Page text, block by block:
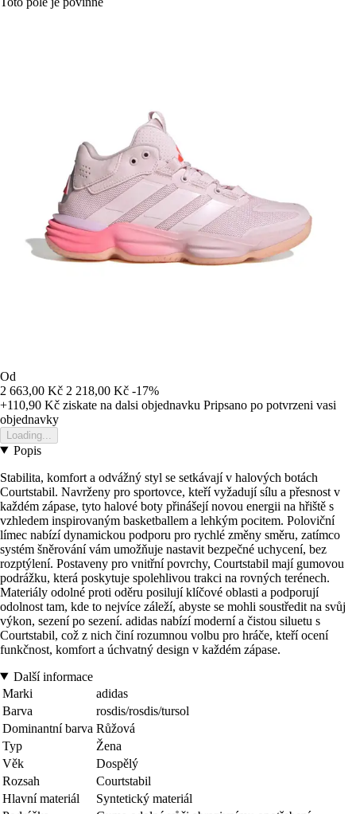
Od
2 663,00 Kč 2 218,00 Kč -17%
+110,90 Kč ziskate na dalsi objednavku Pripsano po potvrzeni vasi
objednavky
Loading...
Popis
Stabilita, komfort a odvážný styl se setkávají v halových botách
Courtstabil. Navrženy pro sportovce, kteří vyžadují sílu a přesnost v
každém zápase, tyto halové boty přinášejí novou energii na hřiště s
vzhledem inspirovaným basketballem a lehkým pocitem. Poloviční
límec nabízí dynamickou podporu pro rychlé změny směru, zatímco
systém šněrování vám umožňuje nastavit bezpečné uchycení, bez
rozptýlení. Postaveny pro vnitřní povrchy, Courtstabil mají gumovou
podrážku, která poskytuje spolehlivou trakci na rovných terénech.
Materiály odolné proti oděru posilují klíčové oblasti a podporují
odolnost tam, kde to nejvíce záleží, abyste se mohli soustředit na svůj
výkon, sezení po sezení. adidas nabízí moderní a čistou siluetu s
Courtstabil, což z nich činí rozumnou volbu pro hráče, kteří ocení
funkčnost, komfort a úchvatný design v každém zápase.
Další informace
Marki
adidas
Barva
rosdis/rosdis/tursol
Dominantní barva Růžová
Typ
Žena
Věk
Dospělý
Rozsah
Courtstabil
Hlavní materiál
Syntetický materiál